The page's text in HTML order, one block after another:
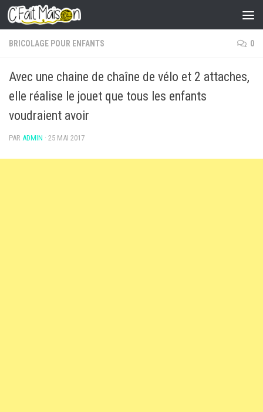
Skip to content
BRICOLAGE POUR ENFANTS 0
Avec une chaine de chaîne de vélo et 2 attaches,
elle réalise le jouet que tous les enfants
voudraient avoir
PAR ADMIN · 25 MAI 2017